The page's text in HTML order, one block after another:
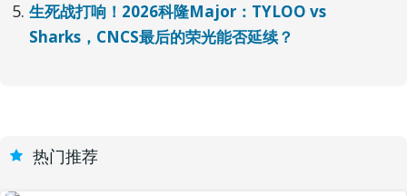
生死战打响！2026科隆Major：TYLOO vs
Sharks，CNCS最后的荣光能否延续？
热门推荐